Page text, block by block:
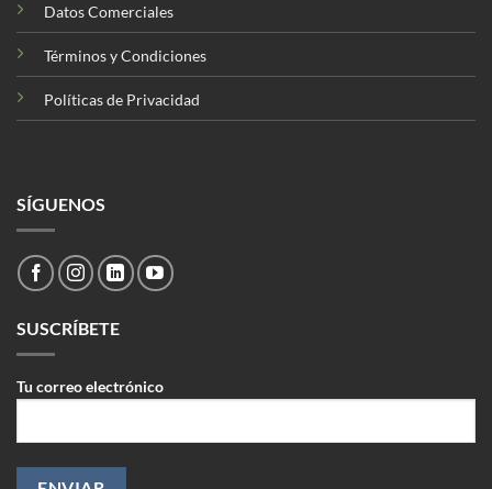
Datos Comerciales
Términos y Condiciones
Políticas de Privacidad
SÍGUENOS
SUSCRÍBETE
Tu correo electrónico